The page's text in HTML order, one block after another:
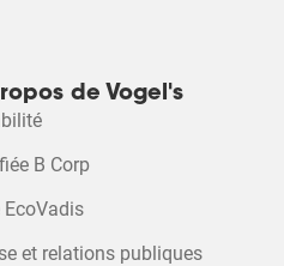
de Vogel's
B Corp
EcoVadis
et relations publiques